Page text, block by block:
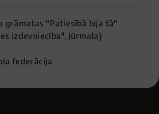
grāmatas "Patiesībā bija tā"
izdevniecība", Jūrmala)
federācija